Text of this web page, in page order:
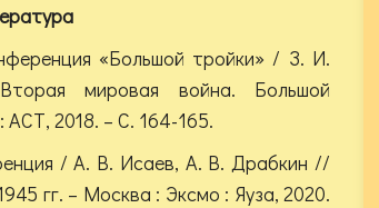
«Большой тройки» / З. И.
мировая война. Большой
2018. – С. 164-165.
/ А. В. Исаев, А. В. Драбкин //
гг. – Москва : Эксмо : Яуза, 2020.